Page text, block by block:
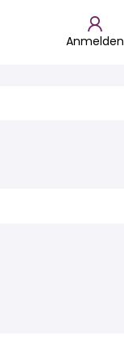
Anmelden